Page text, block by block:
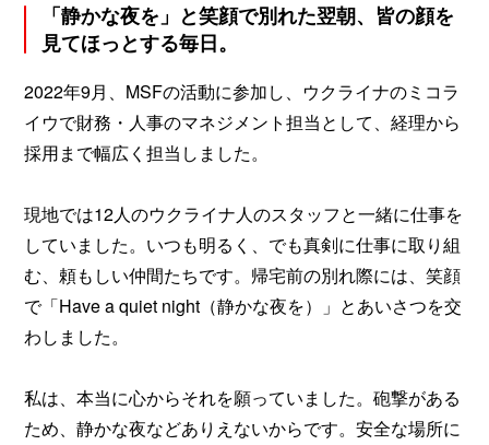
「静かな夜を」と笑顔で別れた翌朝、皆の顔を
見てほっとする毎日。
2022年9月、MSFの活動に参加し、ウクライナのミコラ
イウで財務・人事のマネジメント担当として、経理から
採用まで幅広く担当しました。
現地では12人のウクライナ人のスタッフと一緒に仕事を
していました。いつも明るく、でも真剣に仕事に取り組
む、頼もしい仲間たちです。帰宅前の別れ際には、笑顔
で「Have a quiet night（静かな夜を）」とあいさつを交
わしました。
私は、本当に心からそれを願っていました。砲撃がある
ため、静かな夜などありえないからです。安全な場所に